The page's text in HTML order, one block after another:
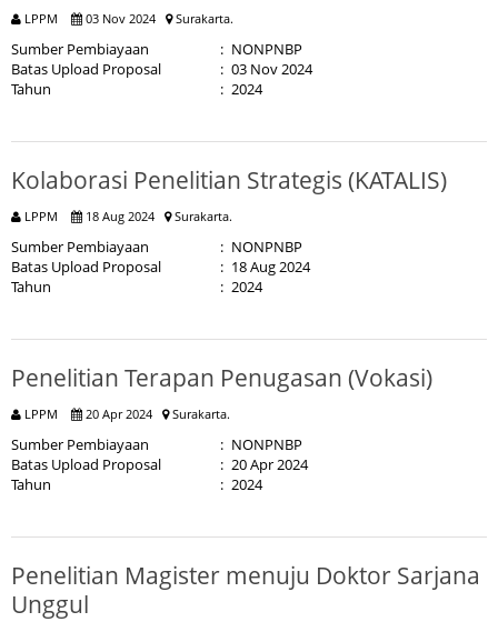
LPPM 03 Nov 2024 Surakarta.
Sumber Pembiayaan : NONPNBP
Batas Upload Proposal
: 03 Nov 2024
Tahun
: 2024
Kolaborasi Penelitian Strategis (KATALIS)
LPPM 18 Aug 2024 Surakarta.
Sumber Pembiayaan : NONPNBP
Batas Upload Proposal
: 18 Aug 2024
Tahun
: 2024
Penelitian Terapan Penugasan (Vokasi)
LPPM 20 Apr 2024 Surakarta.
Sumber Pembiayaan : NONPNBP
Batas Upload Proposal
: 20 Apr 2024
Tahun
: 2024
Penelitian Magister menuju Doktor Sarjana
Unggul